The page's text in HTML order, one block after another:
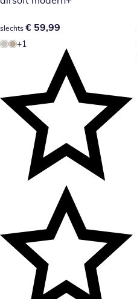
€ 59,99
slechts € 59,99
+1